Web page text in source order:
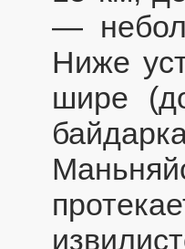
—
Ниже
шире